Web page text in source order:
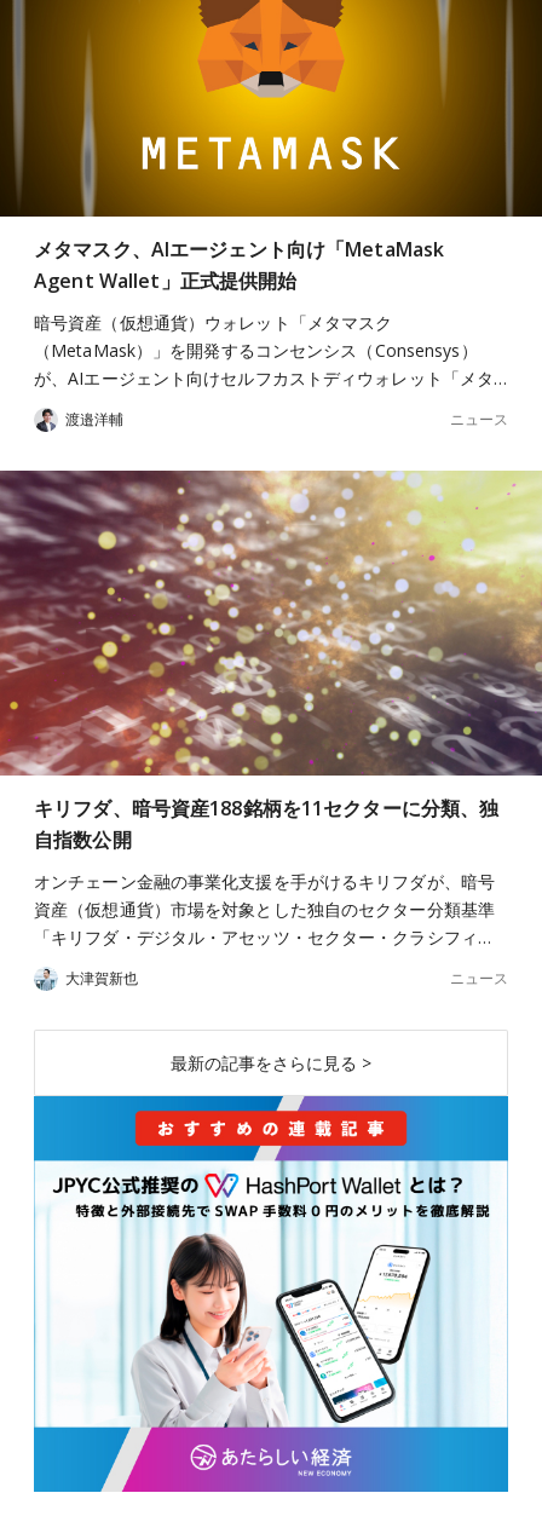
メタマスク、AIエージェント向け「MetaMask
Agent Wallet」正式提供開始
暗号資産（仮想通貨）ウォレット「メタマスク
（MetaMask）」を開発するコンセンシス（Consensys）
が、AIエージェント向けセルフカストディウォレット「メタ…
渡邉洋輔 ニュース
キリフダ、暗号資産188銘柄を11セクターに分類、独
自指数公開
オンチェーン金融の事業化支援を手がけるキリフダが、暗号
資産（仮想通貨）市場を対象とした独自のセクター分類基準
「キリフダ・デジタル・アセッツ・セクター・クラシフィ…
大津賀新也 ニュース
最新の記事をさらに見る >